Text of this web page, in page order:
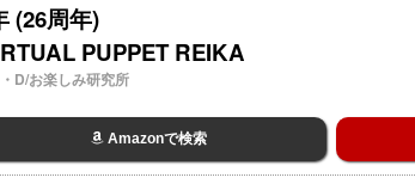
(26周年)
PUPPET REIKA
D/お楽しみ研究所
Amazonで検索